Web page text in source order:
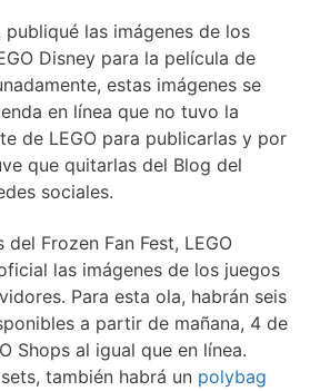
publiqué las imágenes de los
Disney para la película de
estas imágenes se
en línea que no tuvo la
de LEGO para publicarlas y por
que quitarlas del Blog del
sociales.
Frozen Fan Fest, LEGO
las imágenes de los juegos
Para esta ola, habrán seis
a partir de mañana, 4 de
Shops al igual que en línea.
también habrá un polybag